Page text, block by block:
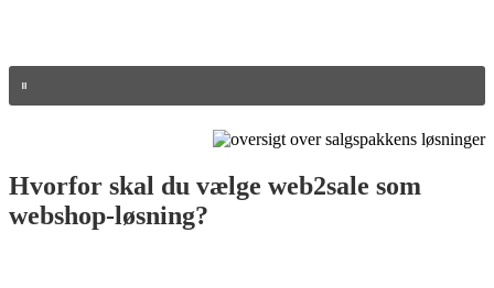
Hvorfor skal du vælge web2sale som
webshop-løsning?